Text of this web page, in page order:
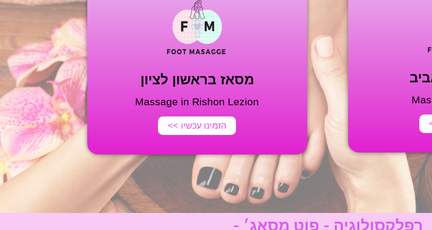
מסאז בראשון לציון
Massage in Rishon Lezion
הזמינו עכשיו >>
רפלקסולוגיה - פוט מסאג׳ -